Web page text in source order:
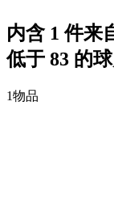
内含 1 件来
低于 83 的球
1物品